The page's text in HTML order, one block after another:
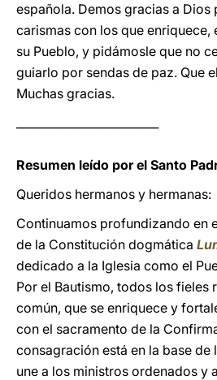
española. Demos gracias a Dios
carismas con los que enriquece,
su Pueblo, y pidámosle que no
guiarlo por sendas de paz. Que
Muchas gracias.
Resumen leído por el Santo
Queridos hermanos y hermanas:
Continuamos profundizando en
de la Constitución dogmática
dedicado a la Iglesia como el
Por el Bautismo, todos los fieles
común, que se enriquece y
con el sacramento de la
consagración está en la base de
une a los ministros ordenados y